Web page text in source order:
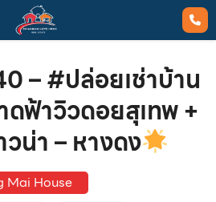
– #ปล่อยเช่าบ้าน
ดฟ้าวิวดอยสุเทพ +
น่า – หางดง
Mai House